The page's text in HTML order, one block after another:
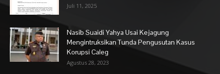
Juli 11, 2025
Nasib Suaidi Yahya Usai Kejagung
Mengintruksikan Tunda Pengusutan Kasus
Korupsi Caleg
Agustus 28, 2023